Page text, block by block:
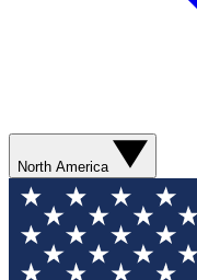
North America